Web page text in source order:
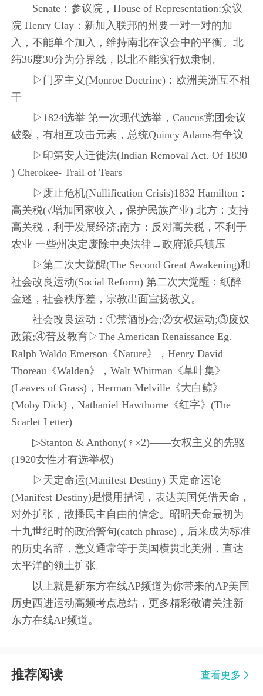
Senate：参议院，House of Representation:众议
院 Henry Clay：新加入联邦的州要一对一对的加
入，不能单个加入，维持南北在议会中的平衡。北
纬36度30分为分界线，以北不能实行奴隶制。
▷门罗主义(Monroe Doctrine)：欧洲美洲互不相
干
▷1824选举 第一次现代选举，Caucus党团会议
破裂，有相互攻击元素，总统Quincy Adams有争议
▷印第安人迁徙法(Indian Removal Act. Of 1830
) Cherokee- Trail of Tears
▷废止危机(Nullification Crisis)1832 Hamilton：
高关税(√增加国家收入，保护民族产业) 北方：支持
高关税，利于发展经济;南方：反对高关税，不利于
农业 一些州决定废除中央法律→政府派兵镇压
▷第二次大觉醒(The Second Great Awakening)和
社会改良运动(Social Reform) 第二次大觉醒：纸醉
金迷，社会秩序差，宗教出面宣扬教义。
社会改良运动：①禁酒协会;②女权运动;③废奴
政策;④普及教育▷The American Renaissance Eg.
Ralph Waldo Emerson《Nature》，Henry David
Thoreau《Walden》，Walt Whitman《草叶集》
(Leaves of Grass)，Herman Melville《大白鲸》
(Moby Dick)，Nathaniel Hawthorne《红字》(The
Scarlet Letter)
▷Stanton & Anthony(♀×2)——女权主义的先驱
(1920女性才有选举权)
▷天定命运(Manifest Destiny) 天定命运论
(Manifest Destiny)是惯用措词，表达美国凭借天命，
对外扩张，散播民主自由的信念。昭昭天命最初为
十九世纪时的政治警句(catch phrase)，后来成为标准
的历史名辞，意义通常等于美国横贯北美洲，直达
太平洋的领土扩张。
以上就是新东方在线AP频道为你带来的AP美国
历史西进运动高频考点总结，更多精彩敬请关注新
东方在线AP频道。
推荐阅读 查看更多